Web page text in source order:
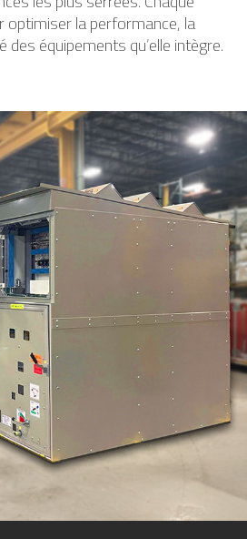
optimiser la performance, la
des équipements qu’elle intègre.